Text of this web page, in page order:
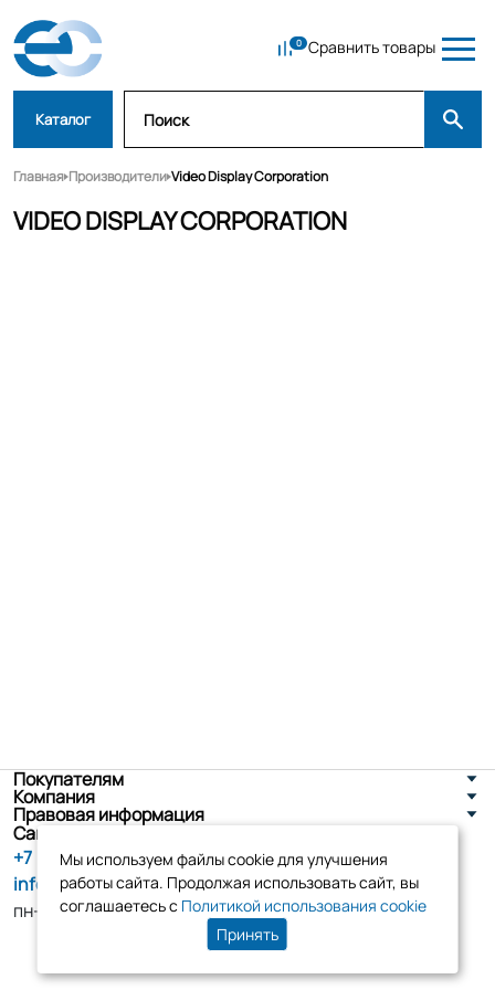
Сравнить товары
Каталог
Главная Производители Video Display Corporation
VIDEO DISPLAY CORPORATION
Покупателям
Компания
Правовая информация
Санкт-Петербург, ул. Новоселов д. 8
+7 (800) 555-86-90
info@tk-elko.ru
пн-пт, 10:00 - 18:00
Мы используем файлы cookie для улучшения
работы сайта. Продолжая использовать сайт, вы
соглашаетесь с Политикой использования cookie
Принять